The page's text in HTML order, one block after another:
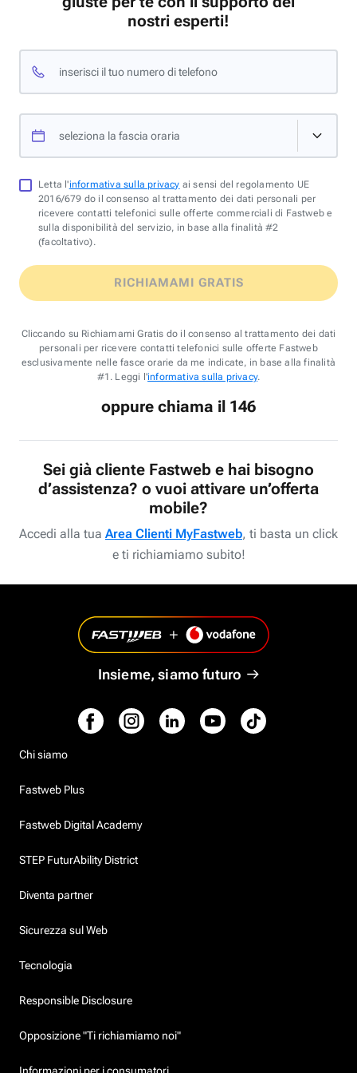
nostri esperti!
inserisci il tuo numero di telefono
seleziona la fascia oraria
Letta l'informativa sulla privacy ai sensi del regolamento UE
2016/679 do il consenso al trattamento dei dati personali per
ricevere contatti telefonici sulle offerte commerciali di Fastweb e
sulla disponibilità del servizio, in base alla finalità #2
(facoltativo).
RICHIAMAMI GRATIS
Cliccando su Richiamami Gratis do il consenso al trattamento dei dati
personali per ricevere contatti telefonici sulle offerte Fastweb
esclusivamente nelle fasce orarie da me indicate, in base alla finalità
#1. Leggi l'informativa sulla privacy.
oppure chiama il 146
Sei già cliente Fastweb e hai bisogno
d’assistenza? o vuoi attivare un’offerta
mobile?
Accedi alla tua Area Clienti MyFastweb, ti basta un click
e ti richiamiamo subito!
Insieme, siamo futuro
Chi siamo
Fastweb Plus
Fastweb Digital Academy
STEP FuturAbility District
Diventa partner
Sicurezza sul Web
Tecnologia
Responsible Disclosure
Opposizione "Ti richiamiamo noi"
Informazioni per i consumatori